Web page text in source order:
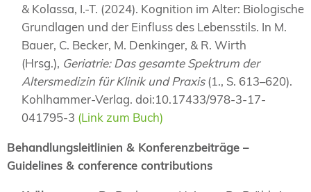
& Kolassa, I.-T. (2024). Kognition im Alter: Biologische
Grundlagen und der Einfluss des Lebensstils. In M.
Bauer, C. Becker, M. Denkinger, & R. Wirth
(Hrsg.), Geriatrie: Das gesamte Spektrum der
Altersmedizin für Klinik und Praxis(1., S. 613–620).
Kohlhammer-Verlag. doi:10.17433/978-3-17-
041795-3 (Link zum Buch)
Behandlungsleitlinien & Konferenzbeiträge –
Guidelines & conference contributions